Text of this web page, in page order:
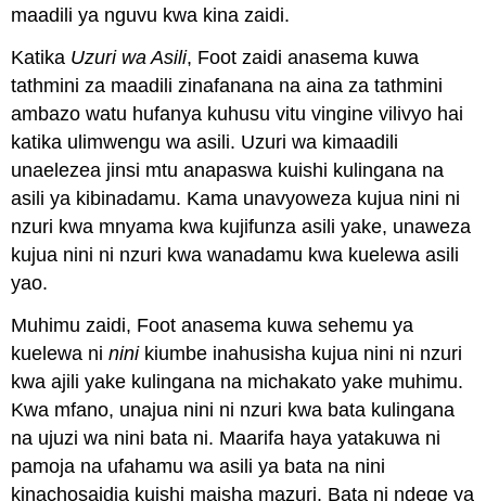
maadili ya nguvu kwa kina zaidi.
Katika Uzuri wa Asili, Foot zaidi anasema kuwa
tathmini za maadili zinafanana na aina za tathmini
ambazo watu hufanya kuhusu vitu vingine vilivyo hai
katika ulimwengu wa asili. Uzuri wa kimaadili
unaelezea jinsi mtu anapaswa kuishi kulingana na
asili ya kibinadamu. Kama unavyoweza kujua nini ni
nzuri kwa mnyama kwa kujifunza asili yake, unaweza
kujua nini ni nzuri kwa wanadamu kwa kuelewa asili
yao.
Muhimu zaidi, Foot anasema kuwa sehemu ya
kuelewa nininikiumbe inahusisha kujua nini ni nzuri
kwa ajili yake kulingana na michakato yake muhimu.
Kwa mfano, unajua nini ni nzuri kwa bata kulingana
na ujuzi wa nini bata ni. Maarifa haya yatakuwa ni
pamoja na ufahamu wa asili ya bata na nini
kinachosaidia kuishi maisha mazuri. Bata ni ndege ya